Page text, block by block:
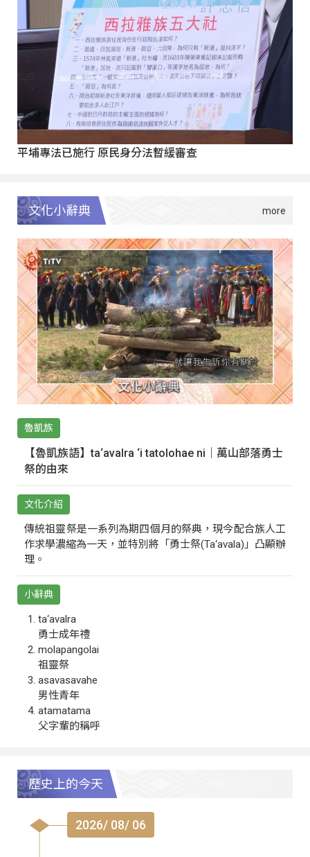
平埔專法已施行 原民身分法暫緩審查
文化小辭典
魯凱族
【魯凱族語】ta‘avalra ‘i tatolohae ni｜萬山部落勇士
祭的由來
文化介紹
傳統祖靈祭是一系列為期四個月的祭典，現今配合族人工
作求學濃縮為一天，並特別將「勇士祭(Ta‘avala)」凸顯辦
理。
小辭典
ta‘avalra
勇士成年禮
molapangolai
祖靈祭
asavasavahe
男性青年
atamatama
父字輩的稱呼
歷史上的今天
2026/ 08/ 06